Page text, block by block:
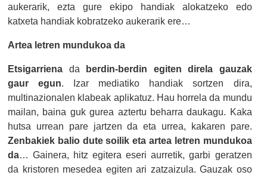
aukerarik, ezta gure ekipo handiak alokatzeko edo
katxeta handiak kobratzeko aukerarik ere…
Artea letren mundukoa da
Etsigarriena da berdin-berdin egiten direla gauzak
gaur egun. Izar mediatiko handiak sortzen dira,
multinazionalen klabeak aplikatuz. Hau horrela da mundu
mailan, baina guk gurea aztertu beharra daukagu. Kaka
hutsa urrean pare jartzen da eta urrea, kakaren pare.
Zenbakiek balio dute soilik eta artea letren mundukoa
da… Gainera, hitz egitera eseri aurretik, garbi geratzen
da kristoren mesedea egiten ari zatzaizula. Gauzak oso